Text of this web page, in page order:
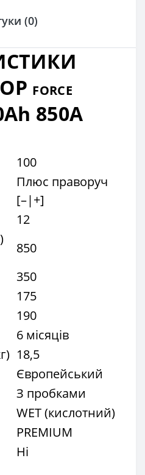
(0)
FORCE
850A
100
Плюс праворуч
[–|+]
12
850
350
175
190
6 місяців
18,5
Європейський
З пробками
WET (кислотний)
PREMIUM
Ні